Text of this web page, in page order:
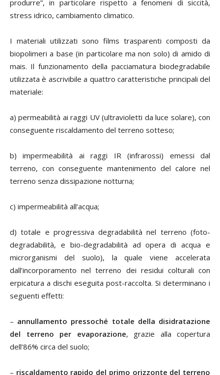
produrre”, in particolare rispetto a fenomeni di siccità,
stress idrico, cambiamento climatico.
I materiali utilizzati sono films trasparenti composti da
biopolimeri a base (in particolare ma non solo) di amido di
mais. Il funzionamento della pacciamatura biodegradabile
utilizzata è ascrivibile a quattro caratteristiche principali del
materiale:
a) permeabilità ai raggi UV (ultravioletti da luce solare), con
conseguente riscaldamento del terreno sotteso;
b) impermeabilità ai raggi IR (infrarossi) emessi dal
terreno, con conseguente mantenimento del calore nel
terreno senza dissipazione notturna;
c) impermeabilità all’acqua;
d) totale e progressiva degradabilità nel terreno (foto-
degradabilità, e bio-degradabilità ad opera di acqua e
microrganismi del suolo), la quale viene accelerata
dall’incorporamento nel terreno dei residui colturali con
erpicatura a dischi eseguita post-raccolta. Si determinano i
seguenti effetti:
– annullamento pressoché totale della disidratazione
del terreno per evaporazione, grazie alla copertura
dell’86% circa del suolo;
– riscaldamento rapido del primo orizzonte del terreno